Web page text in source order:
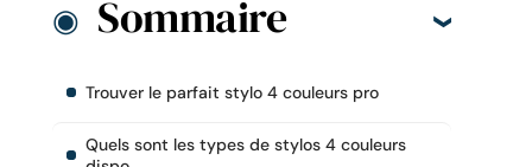
Sommaire
Trouver le parfait stylo 4 couleurs pro
Quels sont les types de stylos 4 couleurs